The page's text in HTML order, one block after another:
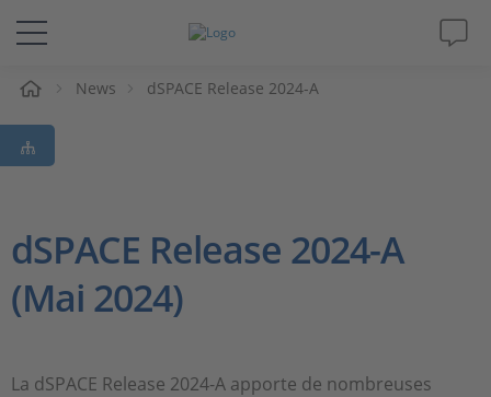
Solutions & Produits
Support
Société
News dSPACE Release 2024-A
dSPACE Release 2024-A
(Mai 2024)
La dSPACE Release 2024-A apporte de nombreuses